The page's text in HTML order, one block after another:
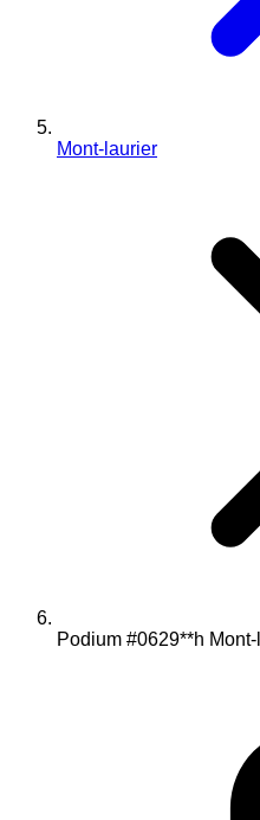
Mont-laurier
Podium #0629**h